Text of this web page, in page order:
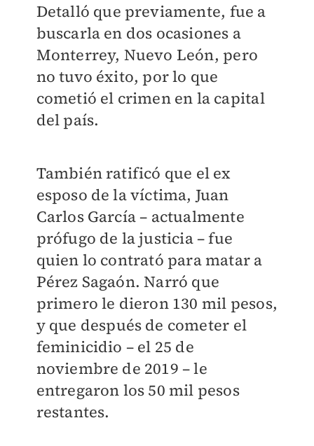
Detalló que previamente, fue a
buscarla en dos ocasiones a
Monterrey, Nuevo León, pero
no tuvo éxito, por lo que
cometió el crimen en la capital
del país.
También ratificó que el ex
esposo de la víctima, Juan
Carlos García – actualmente
prófugo de la justicia – fue
quien lo contrató para matar a
Pérez Sagaón. Narró que
primero le dieron 130 mil pesos,
y que después de cometer el
feminicidio – el 25 de
noviembre de 2019 – le
entregaron los 50 mil pesos
restantes.